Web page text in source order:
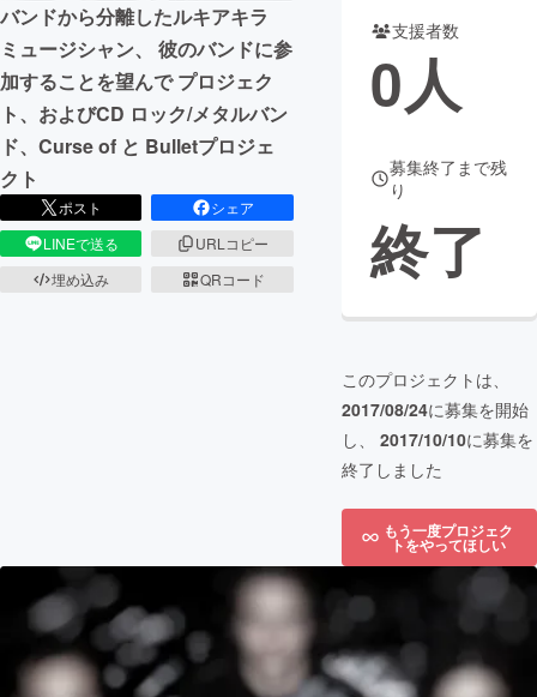
まちづくり・地域活性化
CAMPFIRE for Social Good
CAMPFIRE Creation
CAMPFIREふるさと納税
バンドから分離したルキアキラ
ミュージシャン、 彼のバンドに参
加することを望んで プロジェク
ト、およびCD ロック/メタルバン
ド、Curse of と Bulletプロジェ
クト
ポスト
シェア
LINEで送る
URLコピー
埋め込み
QRコード
支援者数
0人
募集終了まで残
り
終了
このプロジェクトは、
2017/08/24に募集を開始
し、 2017/10/10に募集を
終了しました
もう一度プロジェク
トをやってほしい